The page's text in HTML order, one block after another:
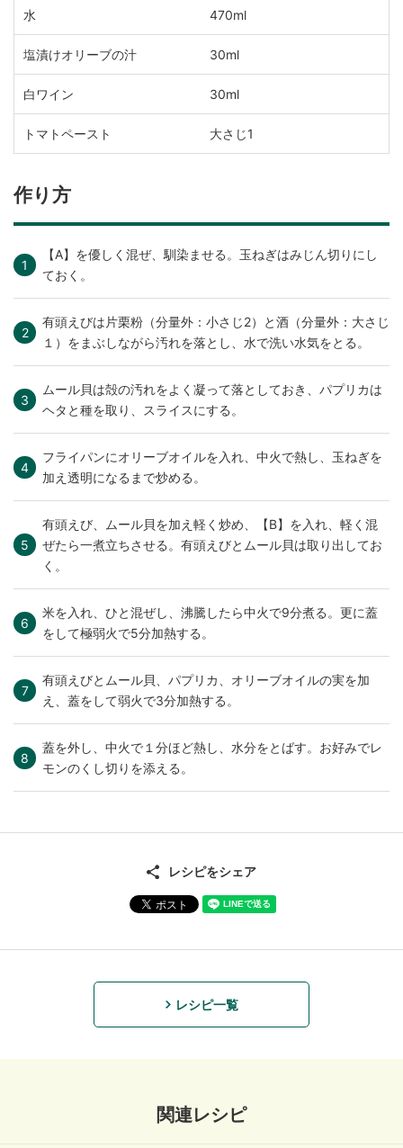
水 470ml
塩漬けオリーブの汁 30ml
白ワイン 30ml
トマトペースト 大さじ1
作り方
【A】を優しく混ぜ、馴染ませる。玉ねぎはみじん切りにし
ておく。
有頭えびは片栗粉（分量外：小さじ2）と酒（分量外：大さじ
１）をまぶしながら汚れを落とし、水で洗い水気をとる。
ムール貝は殻の汚れをよく凝って落としておき、パプリカは
ヘタと種を取り、スライスにする。
フライパンにオリーブオイルを入れ、中火で熱し、玉ねぎを
加え透明になるまで炒める。
有頭えび、ムール貝を加え軽く炒め、【B】を入れ、軽く混
ぜたら一煮立ちさせる。有頭えびとムール貝は取り出してお
く。
米を入れ、ひと混ぜし、沸騰したら中火で9分煮る。更に蓋
をして極弱火で5分加熱する。
有頭えびとムール貝、パプリカ、オリーブオイルの実を加
え、蓋をして弱火で3分加熱する。
蓋を外し、中火で１分ほど熱し、水分をとばす。お好みでレ
モンのくし切りを添える。
レシピをシェア
レシピ一覧
関連レシピ